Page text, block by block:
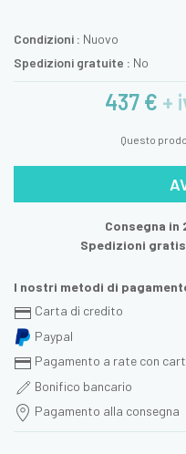
Condizioni : Nuovo
Spedizioni gratuite : No
437 € +
Questo
Consegna
Spedizioni
I nostri metodi di
Carta di credito
Paypal
Pagamento a rate con
Bonifico bancario
Pagamento alla consegna